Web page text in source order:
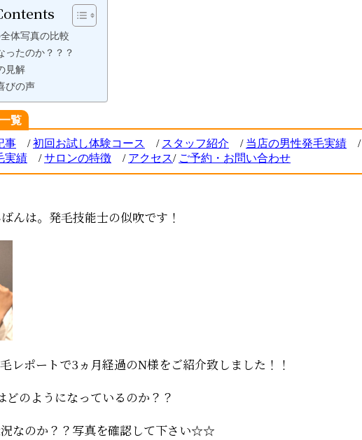
体写真の比較
ったのか？？？
見解
びの声
覧
事 /初回お試し体験コース / スタッフ紹介 / 当店の男性発毛実績 /
実績 /サロンの特徴 / アクセス/ ご予約・お問い合わせ
んは。発毛技能士の似吹です！
レポートで3ヵ月経過のN様をご紹介致しました！！
どのようになっているのか？？
なのか？？写真を確認して下さい☆☆